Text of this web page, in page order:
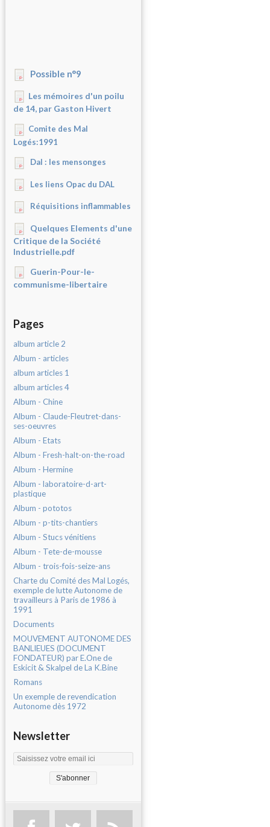
Possible n°9
Les mémoires d'un poilu
de 14, par Gaston Hivert
Comite des Mal
Logés:1991
Dal : les mensonges
Les liens Opac du DAL
Réquisitions inflammables
Quelques Elements d'une
Critique de la Société
Industrielle.pdf
Guerin-Pour-le-
communisme-libertaire
Pages
album article 2
Album - articles
album articles 1
album articles 4
Album - Chine
Album - Claude-Fleutret-dans-
ses-oeuvres
Album - Etats
Album - Fresh-halt-on-the-road
Album - Hermine
Album - laboratoire-d-art-
plastique
Album - pototos
Album - p-tits-chantiers
Album - Stucs vénitiens
Album - Tete-de-mousse
Album - trois-fois-seize-ans
Charte du Comité des Mal Logés,
exemple de lutte Autonome de
travailleurs à Paris de 1986 à
1991
Documents
MOUVEMENT AUTONOME DES
BANLIEUES (DOCUMENT
FONDATEUR) par E.One de
Eskicit & Skalpel de La K.Bine
Romans
Un exemple de revendication
Autonome dès 1972
Newsletter